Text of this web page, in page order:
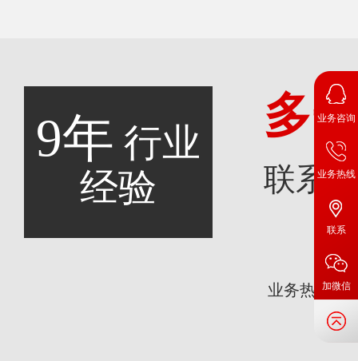
9年 行业
经验
多
联系
业务热线：
业务咨询
业务热线
联系
加微信